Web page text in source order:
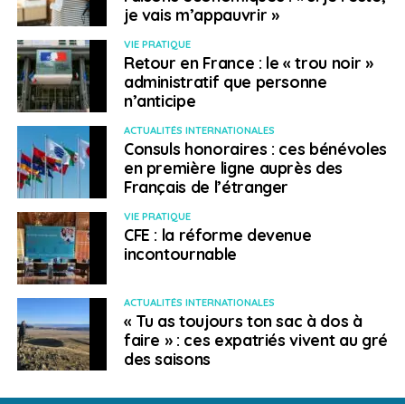
je vais m’appauvrir »
VIE PRATIQUE
Retour en France : le « trou noir »
administratif que personne
n’anticipe
ACTUALITÉS INTERNATIONALES
Consuls honoraires : ces bénévoles
en première ligne auprès des
Français de l’étranger
VIE PRATIQUE
CFE : la réforme devenue
incontournable
ACTUALITÉS INTERNATIONALES
« Tu as toujours ton sac à dos à
faire » : ces expatriés vivent au gré
des saisons